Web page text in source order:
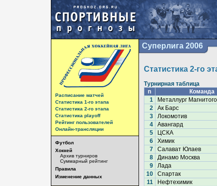
Расписание матчей
Статистика 1-го этапа
Статистика 2-го этапа
Статистика playoff
Рейтинг пользователей
Онлайн-трансляции
Футбол
Хоккей
Архив турниров
Суммарный рейтинг
Правила
Изменение данных
Суперлига 2006
Статистика 2-го
Турнирная таблица
n
Команда
1
Металлург
2
Ак Барс
3
Локомотив
4
Авангард
5
ЦСКА
6
Химик
7
Салават Юлаев
8
Динамо Москва
9
Лада
10
Спартак
11
Нефтехимик